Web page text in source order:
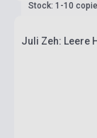
Stock: 1-10
Juli Zeh: Leere